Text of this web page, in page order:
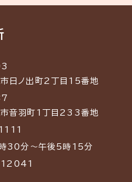
日ノ出町2丁目15番地
市音羽町1丁目233番地
30分～午後5時15分